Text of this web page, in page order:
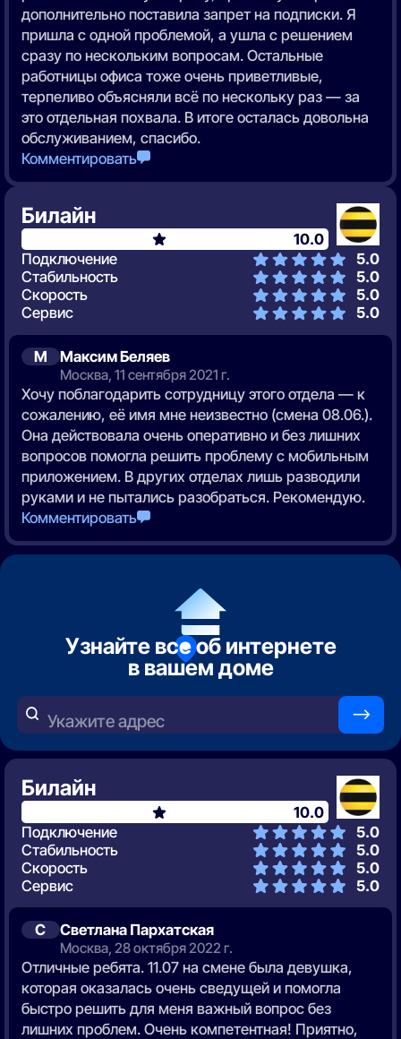
дополнительно поставила запрет на подписки. Я
пришла с одной проблемой, а ушла с решением
сразу по нескольким вопросам. Остальные
работницы офиса тоже очень приветливые,
терпеливо объясняли всё по нескольку раз — за
это отдельная похвала. В итоге осталась довольна
обслуживанием, спасибо.
Комментировать
М Максим Беляев
Москва, 11 сентября 2021 г.
Хочу поблагодарить сотрудницу этого отдела — к
сожалению, её имя мне неизвестно (смена 08.06.).
Она действовала очень оперативно и без лишних
вопросов помогла решить проблему с мобильным
приложением. В других отделах лишь разводили
руками и не пытались разобраться. Рекомендую.
Комментировать
Билайн
10.0
Подключение
5.0
Стабильность
5.0
Скорость
5.0
Сервис
5.0
Узнайте все об интернете
в вашем доме
Укажите адрес —>
С Светлана Пархатская
Москва, 28 октября 2022 г.
Отличные ребята. 11.07 на смене была девушка,
которая оказалась очень сведущей и помогла
быстро решить для меня важный вопрос без
лишних проблем. Очень компетентная! Приятно,
Билайн
10.0
Подключение
5.0
Стабильность
5.0
Скорость
5.0
Сервис
5.0